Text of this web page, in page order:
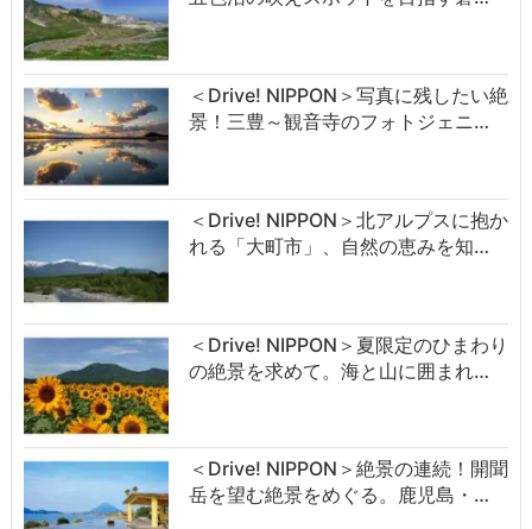
＜Drive! NIPPON＞写真に残したい絶
景！三豊～観音寺のフォトジェニ…
＜Drive! NIPPON＞北アルプスに抱か
れる「大町市」、自然の恵みを知…
＜Drive! NIPPON＞夏限定のひまわり
の絶景を求めて。海と山に囲まれ…
＜Drive! NIPPON＞絶景の連続！開聞
岳を望む絶景をめぐる。鹿児島・…